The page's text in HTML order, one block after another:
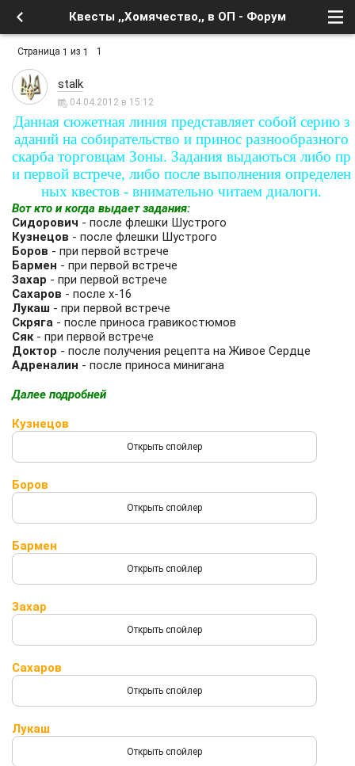
Квесты ,,Хомячество,, в ОП - Форум
Страница 1 из 1 1
stalk
04.04.2012 в 15:12
Данная сюжетная линия представляет собой серию з
аданий на собирательство и принос разнообразного
скарба торговцам Зоны. Задания выдаються либо пр
и первой встрече, либо после выполнения определен
ных квестов - внимательно читаем диалоги.
Вот кто и когда выдает задания:
Сидорович - после флешки Шустрого
Кузнецов - после флешки Шустрого
Боров - при первой встрече
Бармен - при первой встрече
Захар - при первой встрече
Сахаров - после х-16
Лукаш - при первой встрече
Скряга - после приноса гравикостюмов
Сяк- при первой встрече
Доктор - после получения рецепта на Живое Сердце
Адреналин - после приноса минигана
Далее подробней
Кузнецов
Боров
Бармен
Захар
Сахаров
Лукаш